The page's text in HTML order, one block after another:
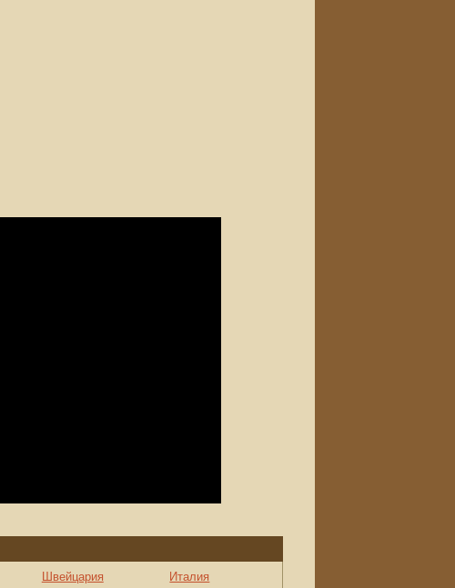
Швейцария Италия